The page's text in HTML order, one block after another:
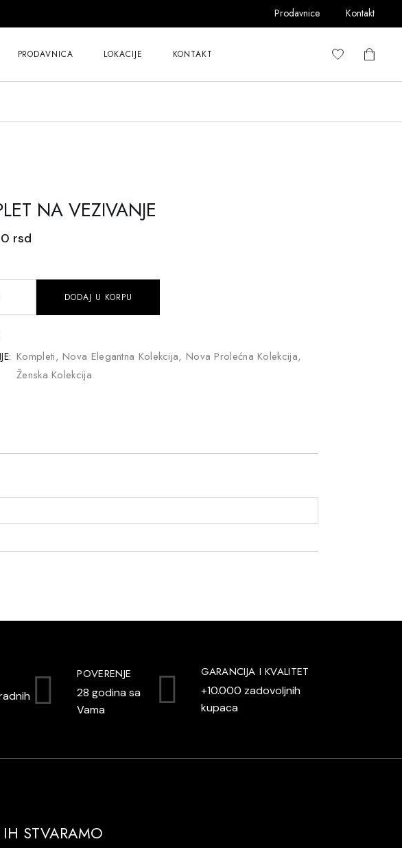
Prodavnice Kontakt
PRODAVNICA LOKACIJE KONTAKT
NA VEZIVANJE
rsd
DODAJ U KORPU
Kompleti,Nova Elegantna Kolekcija, Nova Prolećna Kolekcija,
Ženska Kolekcija
POVERENJE
28 godina sa
Vama
GARANCIJA I KVALITET
+10.000 zadovoljnih
kupaca
STVARAMO